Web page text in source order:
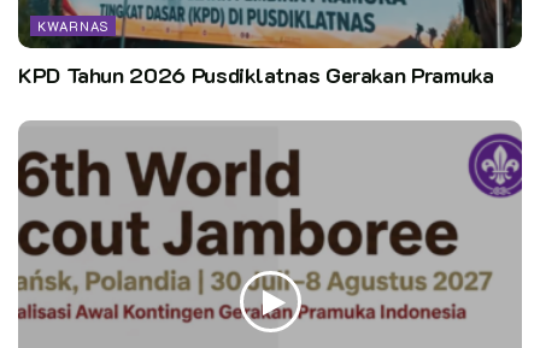
KWARNAS
KPD Tahun 2026 Pusdiklatnas Gerakan Pramuka